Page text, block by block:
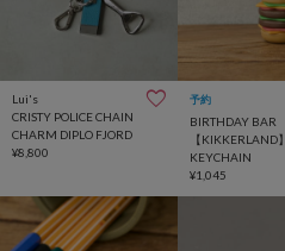
Lui's
CRISTY POLICE CHAIN
CHARM DIPLO FJORD
¥8,800
予約
BIRTHDAY BAR
【KIKKERLAND】
KEYCHAIN
¥1,045